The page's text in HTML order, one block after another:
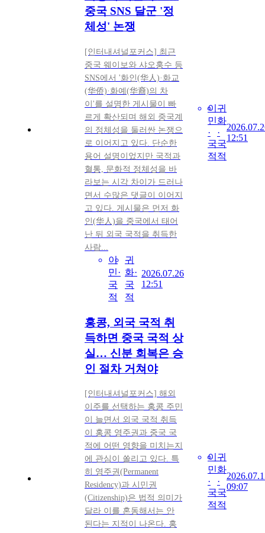
중국 SNS 달군 '정
체성' 논쟁
[인터내셔널포커스] 최근
중국 웨이보와 샤오훙수 등
SNS에서 '화인(华人)·화교
(华侨)·화예(华裔)의 차
이'를 설명한 게시물이 빠
르게 확산되며 해외 중국계
의 정체성을 둘러싼 논쟁으
로 이어지고 있다. 단순한
용어 설명이었지만 국적과
혈통, 문화적 정체성을 바
라보는 시각 차이가 드러나
면서 수많은 댓글이 이어지
고 있다. 게시물은 먼저 화
인(华人)을 중국에서 태어
난 뒤 외국 국적을 취득한
사람...
이
민·
국
적
귀
화·
국
적
2026.07.26
12:51
이
민
·
국
적
귀
화
·
국
적
12:51
홍콩, 외국 국적 취
득하면 중국 국적 상
실… 신분 회복은 승
인 절차 거쳐야
[인터내셔널포커스] 해외
이주를 선택하는 홍콩 주민
이 늘면서 외국 국적 취득
이 홍콩 영주권과 중국 국
적에 어떤 영향을 미치는지
에 관심이 쏠리고 있다. 특
히 영주권(Permanent
Residency)과 시민권
(Citizenship)은 법적 의미가
달라 이를 혼동해서는 안
된다는 지적이 나온다. 홍
이
민
·
국
적
귀
화
·
국
적
09:07